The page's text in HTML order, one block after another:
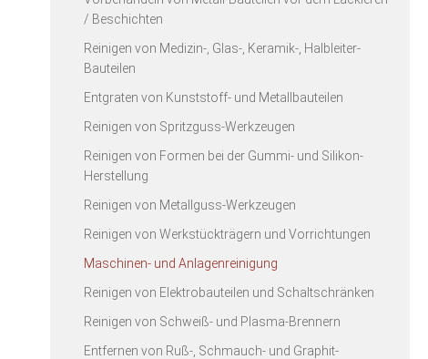
/ Beschichten
Reinigen von Medizin-, Glas-, Keramik-, Halbleiter-
Bauteilen
Entgraten von Kunststoff- und Metallbauteilen
Reinigen von Spritzguss-Werkzeugen
Reinigen von Formen bei der Gummi- und Silikon-
Herstellung
Reinigen von Metallguss-Werkzeugen
Reinigen von Werkstückträgern und Vorrichtungen
Maschinen- und Anlagenreinigung
Reinigen von Elektrobauteilen und Schaltschränken
Reinigen von Schweiß- und Plasma-Brennern
Entfernen von Ruß-, Schmauch- und Graphit-